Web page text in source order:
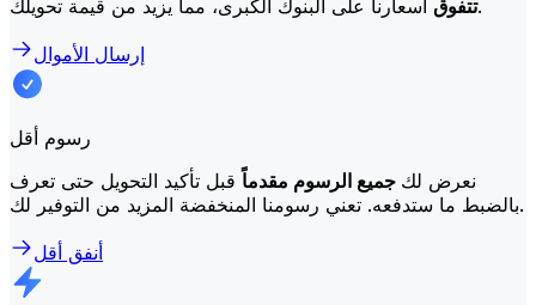
تتفوقأسعارنا على البنوك الكبرى، مما يزيد من قيمة تحويلك.
إرسال الأموال
رسوم أقل
نعرض لك جميع الرسوم مقدماًقبل تأكيد التحويل حتى تعرف
بالضبط ما ستدفعه. تعني رسومنا المنخفضة المزيد من التوفير لك.
أنفق أقل